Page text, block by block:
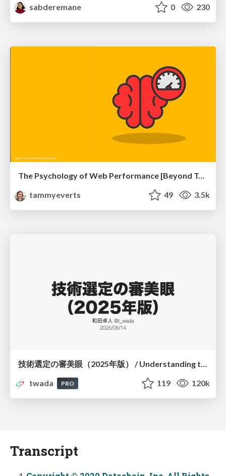
sabderemane
0 230
The Psychology of Web Performance [Beyond Tellerrand 2023]
tammyeverts
49 3.5k
twada
PRO 119 120k
Transcript